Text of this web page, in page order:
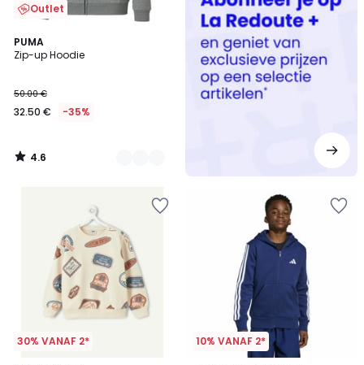
Outlet
PUMA
Zip-up Hoodie
50.00 €
32.50 € -35%
4.6
/ 5
2
Kleuren
4.6
/
30% VANAF 2* 10% VANAF 2*